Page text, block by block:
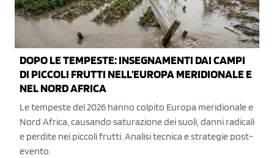
DOPO LE TEMPESTE: INSEGNAMENTI DAI CAMPI
DI PICCOLI FRUTTI NELL’EUROPA MERIDIONALE E
NEL NORD AFRICA
Le tempeste del 2026 hanno colpito Europa meridionale e
Nord Africa, causando saturazione dei suoli, danni radicali
e perdite nei piccoli frutti. Analisi tecnica e strategie post-
evento.